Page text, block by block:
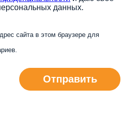
данных.
сайта в этом браузере для
Отправить